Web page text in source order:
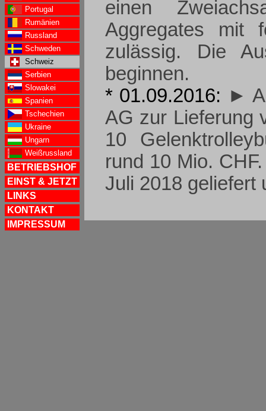
Portugal
Rumänien
Russland
Schweden
Schweiz
Serbien
Slowakei
Spanien
Tschechien
Ukraine
Ungarn
Weißrussland
BETRIEBSHOF
EINST & JETZT
LINKS
KONTAKT
IMPRESSUM
einen
Aggregates mit
zulässig. Die
beginnen.
* 01.09.2016: ►
AG zur Lieferung
10
rund 10 Mio.
Juli 2018 geliefert